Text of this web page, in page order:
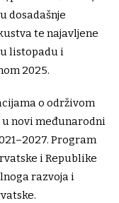
dosadašnje
te najavljene
listopadu i
2025.
o održivom
novi međunarodni
Program
i Republike
razvoja i